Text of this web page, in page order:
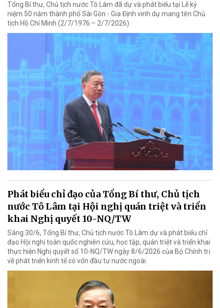
Tổng Bí thư, Chủ tịch nước Tô Lâm đã dự và phát biểu tại Lễ kỷ
niệm 50 năm thành phố Sài Gòn - Gia Định vinh dự mang tên Chủ
tịch Hồ Chí Minh (2/7/1976 – 2/7/2026).
Phát biểu chỉ đạo của Tổng Bí thư, Chủ tịch
nước Tô Lâm tại Hội nghị quán triệt và triển
khai Nghị quyết 10-NQ/TW
Sáng 30/6, Tổng Bí thư, Chủ tịch nước Tô Lâm dự và phát biểu chỉ
đạo Hội nghị toàn quốc nghiên cứu, học tập, quán triệt và triển khai
thực hiện Nghị quyết số 10-NQ/TW ngày 8/6/2026 của Bộ Chính trị
về phát triển kinh tế có vốn đầu tư nước ngoài.